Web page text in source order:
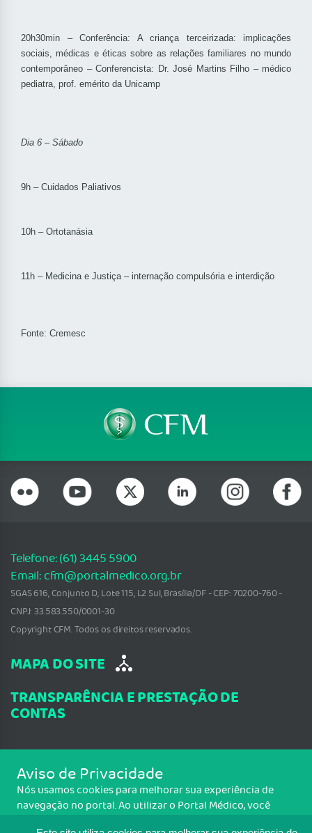
20h30min – Conferência: A criança terceirizada: implicações
sociais, médicas e éticas sobre as relações familiares no mundo
contemporâneo – Conferencista: Dr. José Martins Filho – médico
pediatra, prof. emérito da Unicamp
Dia 6 – Sábado
9h – Cuidados Paliativos
10h – Ortotanásia
11h – Medicina e Justiça – internação compulsória e interdição
Fonte: Cremesc
Telefone: (61) 3445 5900
Email: cfm@portalmedico.org.br
SGAS 616, Conjunto D, Lote 115, L2 Sul, Brasília/DF - CEP: 70200-760 -
CNPJ: 33.583.550/0001-30
Copyright CFM. Todos os direitos reservados.
MAPA DO SITE
TRANSPARÊNCIA E PRESTAÇÃO DE
CONTAS
Aviso de Privacidade
Nós usamos cookies para melhorar sua experiência de
navegação no portal. Ao utilizar o Portal Médico, você